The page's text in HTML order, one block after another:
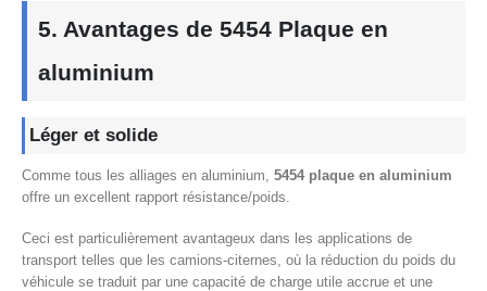
5. Avantages de 5454 Plaque en
aluminium
Léger et solide
Comme tous les alliages en aluminium, 5454 plaque en aluminium
offre un excellent rapport résistance/poids.
Ceci est particulièrement avantageux dans les applications de
transport telles que les camions-citernes, où la réduction du poids du
véhicule se traduit par une capacité de charge utile accrue et une